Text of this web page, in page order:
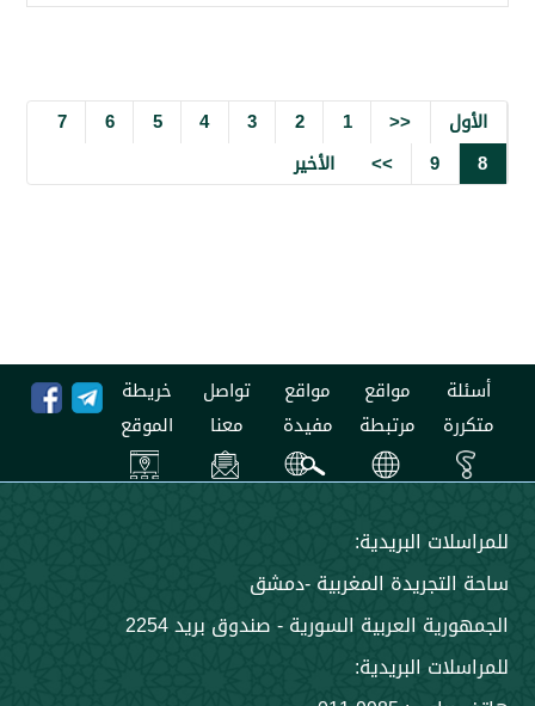
<<
2
3
4
5
6
7
>> الأخير
مواقع
مرتبطة
مواقع
مفيدة
تواصل
معنا
خريطة
الموقع
البريدية:
المغربية -دمشق
العربية السورية - صندوق بريد 2254
البريدية: